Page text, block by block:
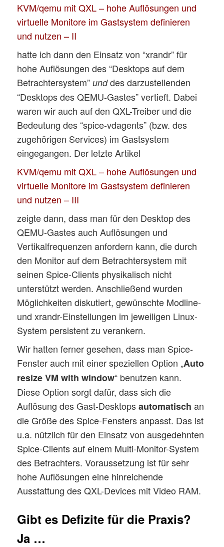
KVM/qemu mit QXL – hohe Auflösungen und
virtuelle Monitore im Gastsystem definieren
und nutzen – II
hatte ich dann den Einsatz von “xrandr” für
hohe Auflösungen des “Desktops auf dem
Betrachtersystem”unddes darzustellenden
“Desktops des QEMU-Gastes” vertieft. Dabei
waren wir auch auf den QXL-Treiber und die
Bedeutung des “spice-vdagents” (bzw. des
zugehörigen Services) im Gastsystem
eingegangen. Der letzte Artikel
KVM/qemu mit QXL – hohe Auflösungen und
virtuelle Monitore im Gastsystem definieren
und nutzen – III
zeigte dann, dass man für den Desktop des
QEMU-Gastes auch Auflösungen und
Vertikalfrequenzen anfordern kann, die durch
den Monitor auf dem Betrachtersystem mit
seinen Spice-Clients physikalisch nicht
unterstützt werden. Anschließend wurden
Möglichkeiten diskutiert, gewünschte Modline-
und xrandr-Einstellungen im jeweiligen Linux-
System persistent zu verankern.
Wir hatten ferner gesehen, dass man Spice-
Fenster auch mit einer speziellen Option „Auto
resize VM with window“ benutzen kann.
Diese Option sorgt dafür, dass sich die
Auflösung des Gast-Desktopsautomatisch an
die Größe des Spice-Fensters anpasst. Das ist
u.a. nützlich für den Einsatz von ausgedehnten
Spice-Clients auf einem Multi-Monitor-System
des Betrachters. Voraussetzung ist für sehr
hohe Auflösungen eine hinreichende
Ausstattung des QXL-Devices mit Video RAM.
Gibt es Defizite für die Praxis?
Ja …